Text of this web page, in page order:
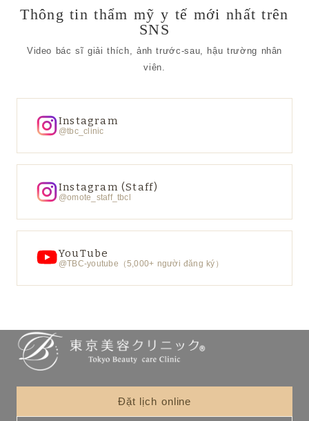
Thông tin thẩm mỹ y tế mới nhất trên
SNS
Video bác sĩ giải thích, ảnh trước-sau, hậu trường nhân
viên.
Instagram
@tbc_clinic
Instagram (Staff)
@omote_staff_tbcl
YouTube
@TBC-youtube（5,000+ người đăng ký）
Đặt lịch online